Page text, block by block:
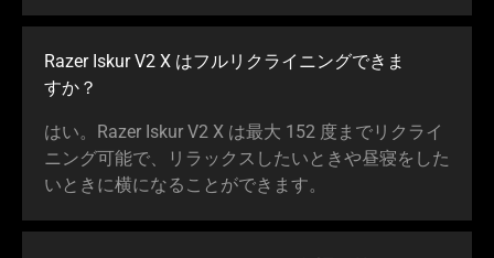
Razer Iskur V2 X はフルリクライニングできま
すか ？
はい。Razer Iskur V2 X は最大 152 度までリクライ
ニング可能で、リラックスしたいときや昼寝をした
いときに横になることができ ます。